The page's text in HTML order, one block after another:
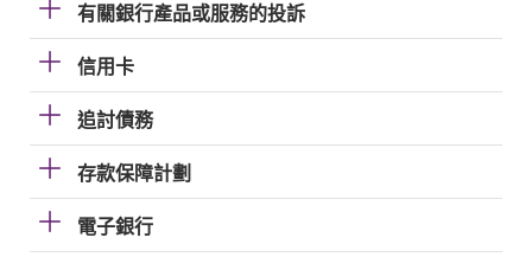
有關銀行產品或服務的投訴
信用卡
追討債務
存款保障計劃
電子銀行